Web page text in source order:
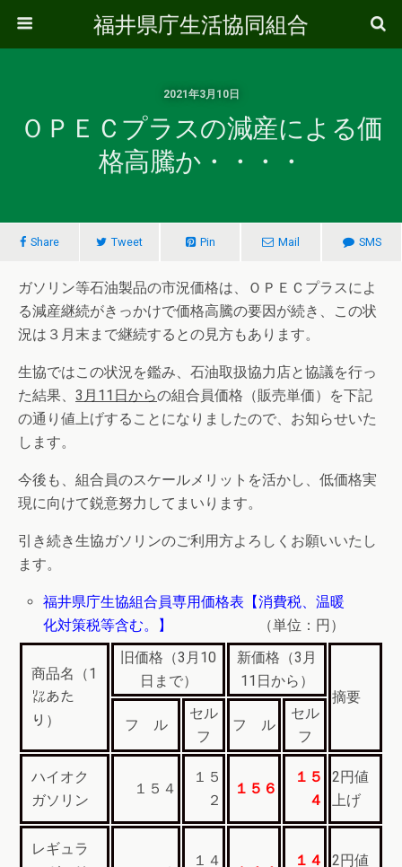
福井県庁生活協同組合
2021年3月10日
ＯＰＥＣプラスの減産による価
格高騰か・・・・
Share Tweet Pin Mail SMS
ガソリン等石油製品の市況価格は、ＯＰＥＣプラスによ
る減産継続がきっかけで価格高騰の要因が続き、この状
況は３月末まで継続するとの見方もあります。
生協ではこの状況を鑑み、石油取扱協力店と協議を行っ
た結果、 3 月 11 日からの組合員価格（販売単価）を下記
の通り値上げすることになりましたので、お知らせいた
します。
今後も、組合員のスケールメリットを活かし、低価格実
現に向けて鋭意努力してまいります。
引き続き生協ガソリンのご利用方よろしくお願いいたし
ます。
福井県庁生協組合員専用価格表【消費税、温暖
化対策税等含む。】
（単位：円）
商品名（1
㍑あた
り）
旧価格（3月10
日まで）
新価格（3月
11日から）
摘要
フ ル
セル
フ
フ ル
セル
フ
ハイオク
ガソリン
１５４
１５
２
１５６
１５
４
2円値
上げ
レギュラ
１４
１４
2円値